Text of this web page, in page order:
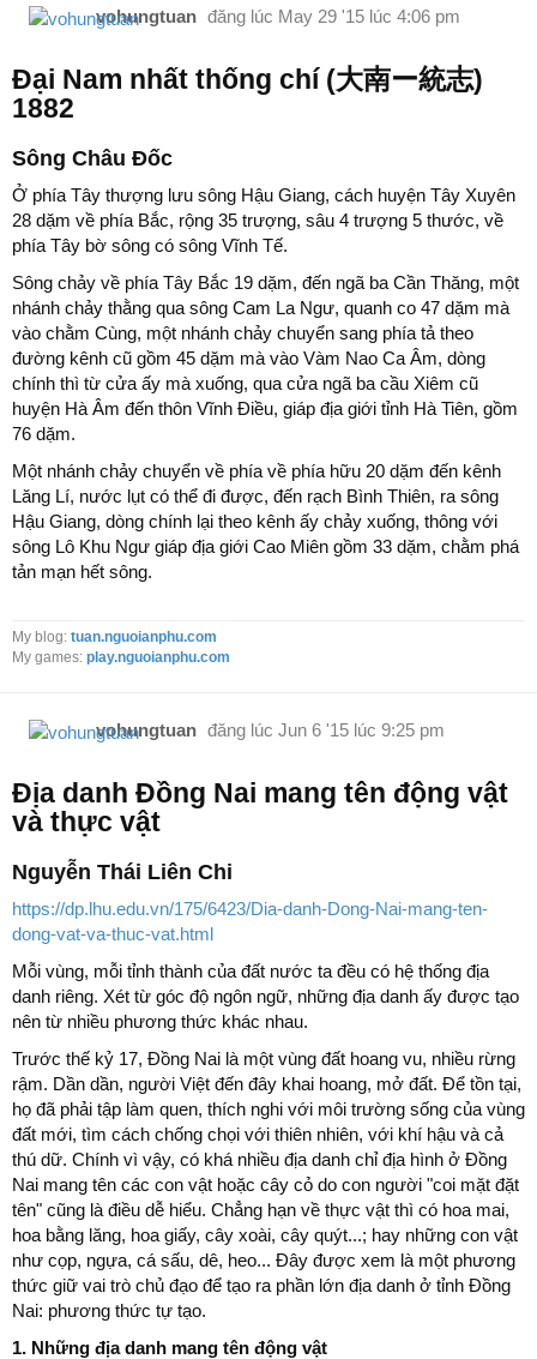
vohungtuan đăng lúc May 29 '15 lúc 4:06 pm
Đại Nam nhất thống chí (大南ー統志)
1882
Sông Châu Đốc
Ở phía Tây thượng lưu sông Hậu Giang, cách huyện Tây Xuyên
28 dặm về phía Bắc, rộng 35 trượng, sâu 4 trượng 5 thước, về
phía Tây bờ sông có sông Vĩnh Tế.
Sông chảy về phía Tây Bắc 19 dặm, đến ngã ba Cần Thăng, một
nhánh chảy thằng qua sông Cam La Ngư, quanh co 47 dặm mà
vào chằm Cùng, một nhánh chảy chuyển sang phía tả theo
đường kênh cũ gồm 45 dặm mà vào Vàm Nao Ca Âm, dòng
chính thì từ cửa ấy mà xuống, qua cửa ngã ba cầu Xiêm cũ
huyện Hà Âm đến thôn Vĩnh Điều, giáp địa giới tỉnh Hà Tiên, gồm
76 dặm.
Một nhánh chảy chuyển về phía về phía hữu 20 dặm đến kênh
Lăng Lí, nước lụt có thể đi được, đến rạch Bình Thiên, ra sông
Hậu Giang, dòng chính lại theo kênh ấy chảy xuống, thông với
sông Lô Khu Ngư giáp địa giới Cao Miên gồm 33 dặm, chằm phá
tản mạn hết sông.
My blog: tuan.nguoianphu.com
My games: play.nguoianphu.com
vohungtuan đăng lúc Jun 6 '15 lúc 9:25 pm
Địa danh Đồng Nai mang tên động vật
và thực vật
Nguyễn Thái Liên Chi
https://dp.lhu.edu.vn/175/6423/Dia-danh-Dong-Nai-mang-ten-
dong-vat-va-thuc-vat.html
Mỗi vùng, mỗi tỉnh thành của đất nước ta đều có hệ thống địa
danh riêng. Xét từ góc độ ngôn ngữ, những địa danh ấy được tạo
nên từ nhiều phương thức khác nhau.
Trước thế kỷ 17, Đồng Nai là một vùng đất hoang vu, nhiều rừng
rậm. Dần dần, người Việt đến đây khai hoang, mở đất. Để tồn tại,
họ đã phải tập làm quen, thích nghi với môi trường sống của vùng
đất mới, tìm cách chống chọi với thiên nhiên, với khí hậu và cả
thú dữ. Chính vì vậy, có khá nhiều địa danh chỉ địa hình ở Đồng
Nai mang tên các con vật hoặc cây cỏ do con người "coi mặt đặt
tên" cũng là điều dễ hiểu. Chẳng hạn về thực vật thì có hoa mai,
hoa bằng lăng, hoa giấy, cây xoài, cây quýt...; hay những con vật
như cọp, ngựa, cá sấu, dê, heo... Đây được xem là một phương
thức giữ vai trò chủ đạo để tạo ra phần lớn địa danh ở tỉnh Đồng
Nai: phương thức tự tạo.
1. Những địa danh mang tên động vật